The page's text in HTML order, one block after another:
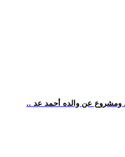
ومشروع عن والده أحمد عد